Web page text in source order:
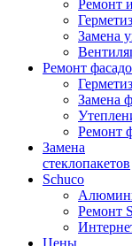
Ремонт
Замена
Ремонт
Замена
Ремонт
Замена
стеклопакетов
Schuco
Ремонт
Цены